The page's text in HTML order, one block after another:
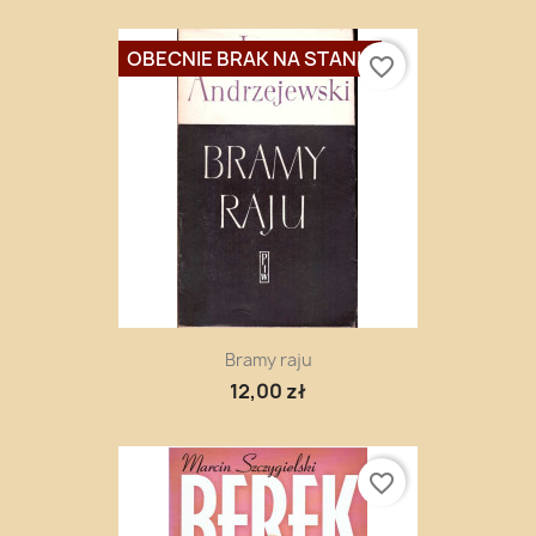
Bramy raju
12,00 zł
OBECNIE BRAK NA STANIEfavorite_border
favorite_border